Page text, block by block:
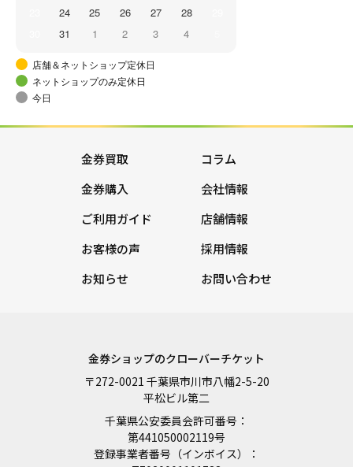
24 25 26 27 28
31 1 2 3 4
店舗＆ネットショップ定休日
ネットショップのみ定休日
今日
金券買取
金券購入
ご利用ガイド
お客様の声
お知らせ
コラム
会社情報
店舗情報
採用情報
お問い合わせ
金券ショップのクローバーチケット
〒272-0021 千葉県市川市八幡2-5-20
平松ビル第二
千葉県公安委員会許可番号：
第441050002119号
登録事業者番号（インボイス）：